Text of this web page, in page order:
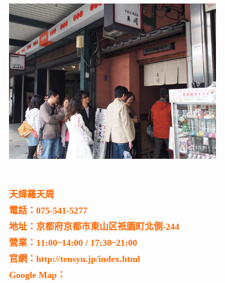
天婦羅天周
電話：075-541-5277
地址：京都府京都市東山区祇園町北側-244
營業：11:00~14:00 / 17:30~21:00
官網：http://tensyu.jp/index.html
Google Map：